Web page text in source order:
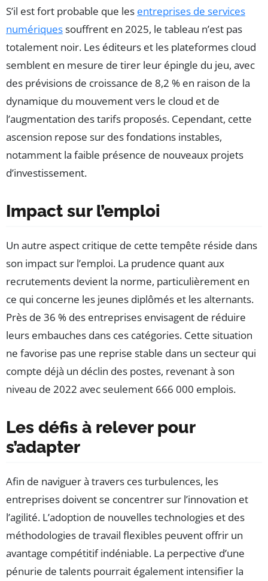
S’il est fort probable que les entreprises de services
numériquessouffrent en 2025, le tableau n’est pas
totalement noir. Les éditeurs et les plateformes cloud
semblent en mesure de tirer leur épingle du jeu, avec
des prévisions de croissance de 8,2 % en raison de la
dynamique du mouvement vers le cloud et de
l’augmentation des tarifs proposés. Cependant, cette
ascension repose sur des fondations instables,
notamment la faible présence de nouveaux projets
d’investissement.
Impact sur l’emploi
Un autre aspect critique de cette tempête réside dans
son impact sur l’emploi. La prudence quant aux
recrutements devient la norme, particulièrement en
ce qui concerne les jeunes diplômés et les alternants.
Près de 36 % des entreprises envisagent de réduire
leurs embauches dans ces catégories. Cette situation
ne favorise pas une reprise stable dans un secteur qui
compte déjà un déclin des postes, revenant à son
niveau de 2022 avec seulement 666 000 emplois.
Les défis à relever pour
s’adapter
Afin de naviguer à travers ces turbulences, les
entreprises doivent se concentrer sur l’innovation et
l’agilité. L’adoption de nouvelles technologies et des
méthodologies de travail flexibles peuvent offrir un
avantage compétitif indéniable. La perpective d’une
pénurie de talents pourrait également intensifier la